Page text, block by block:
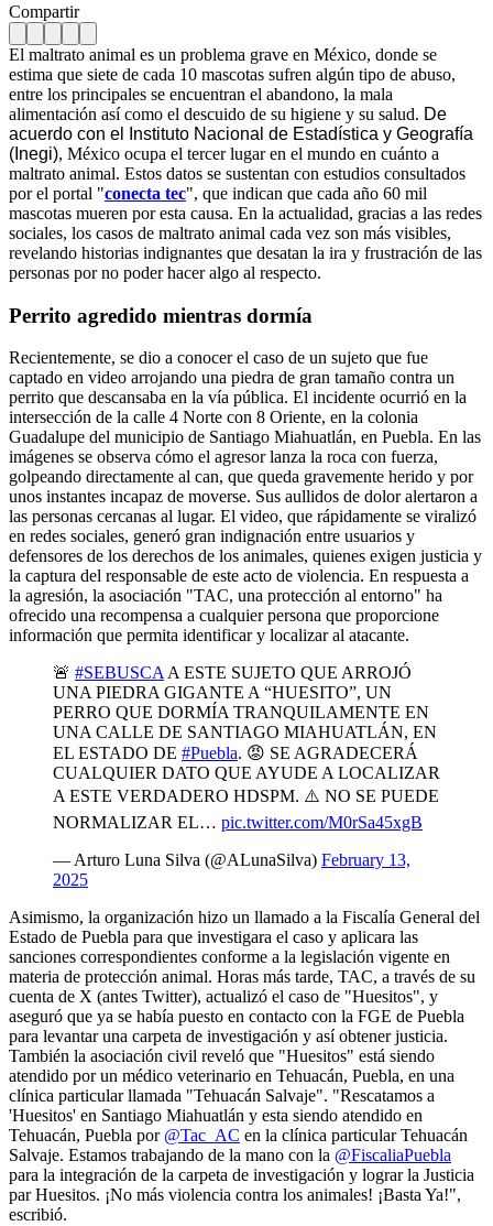
Compartir
El maltrato animal es un problema grave en México, donde se
estima que siete de cada 10 mascotas sufren algún tipo de abuso,
entre los principales se encuentran el abandono, la mala
alimentación así como el descuido de su higiene y su salud. De
acuerdo con el Instituto Nacional de Estadística y Geografía
(Inegi), México ocupa el tercer lugar en el mundo en cuánto a
maltrato animal. Estos datos se sustentan con estudios consultados
por el portal "conecta tec", que indican que cada año 60 mil
mascotas mueren por esta causa. En la actualidad, gracias a las redes
sociales, los casos de maltrato animal cada vez son más visibles,
revelando historias indignantes que desatan la ira y frustración de las
personas por no poder hacer algo al respecto.
Perrito agredido mientras dormía
Recientemente, se dio a conocer el caso de un sujeto que fue
captado en video arrojando una piedra de gran tamaño contra un
perrito que descansaba en la vía pública. El incidente ocurrió en la
intersección de la calle 4 Norte con 8 Oriente, en la colonia
Guadalupe del municipio de Santiago Miahuatlán, en Puebla. En las
imágenes se observa cómo el agresor lanza la roca con fuerza,
golpeando directamente al can, que queda gravemente herido y por
unos instantes incapaz de moverse. Sus aullidos de dolor alertaron a
las personas cercanas al lugar. El video, que rápidamente se viralizó
en redes sociales, generó gran indignación entre usuarios y
defensores de los derechos de los animales, quienes exigen justicia y
la captura del responsable de este acto de violencia. En respuesta a
la agresión, la asociación "TAC, una protección al entorno" ha
ofrecido una recompensa a cualquier persona que proporcione
información que permita identificar y localizar al atacante.
🚨 #SEBUSCA A ESTE SUJETO QUE ARROJÓ
UNA PIEDRA GIGANTE A “HUESITO”, UN
PERRO QUE DORMÍA TRANQUILAMENTE EN
UNA CALLE DE SANTIAGO MIAHUATLÁN, EN
EL ESTADO DE #Puebla. 😡 SE AGRADECERÁ
CUALQUIER DATO QUE AYUDE A LOCALIZAR
A ESTE VERDADERO HDSPM. ⚠️ NO SE PUEDE
NORMALIZAR EL… pic.twitter.com/M0rSa45xgB
— Arturo Luna Silva (@ALunaSilva) February 13,
2025
Asimismo, la organización hizo un llamado a la Fiscalía General del
Estado de Puebla para que investigara el caso y aplicara las
sanciones correspondientes conforme a la legislación vigente en
materia de protección animal. Horas más tarde, TAC, a través de su
cuenta de X (antes Twitter), actualizó el caso de "Huesitos", y
aseguró que ya se había puesto en contacto con la FGE de Puebla
para levantar una carpeta de investigación y así obtener justicia.
También la asociación civil reveló que "Huesitos" está siendo
atendido por un médico veterinario en Tehuacán, Puebla, en una
clínica particular llamada "Tehuacán Salvaje". "Rescatamos a
'Huesitos' en Santiago Miahuatlán y esta siendo atendido en
Tehuacán, Puebla por @Tac_AC en la clínica particular Tehuacán
Salvaje. Estamos trabajando de la mano con la @FiscaliaPuebla
para la integración de la carpeta de investigación y lograr la Justicia
par Huesitos. ¡No más violencia contra los animales! ¡Basta Ya!",
escribió.